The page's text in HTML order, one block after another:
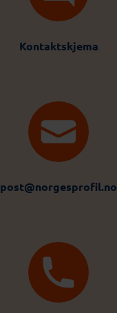
Kontaktskjema
post@norgesprofil.no